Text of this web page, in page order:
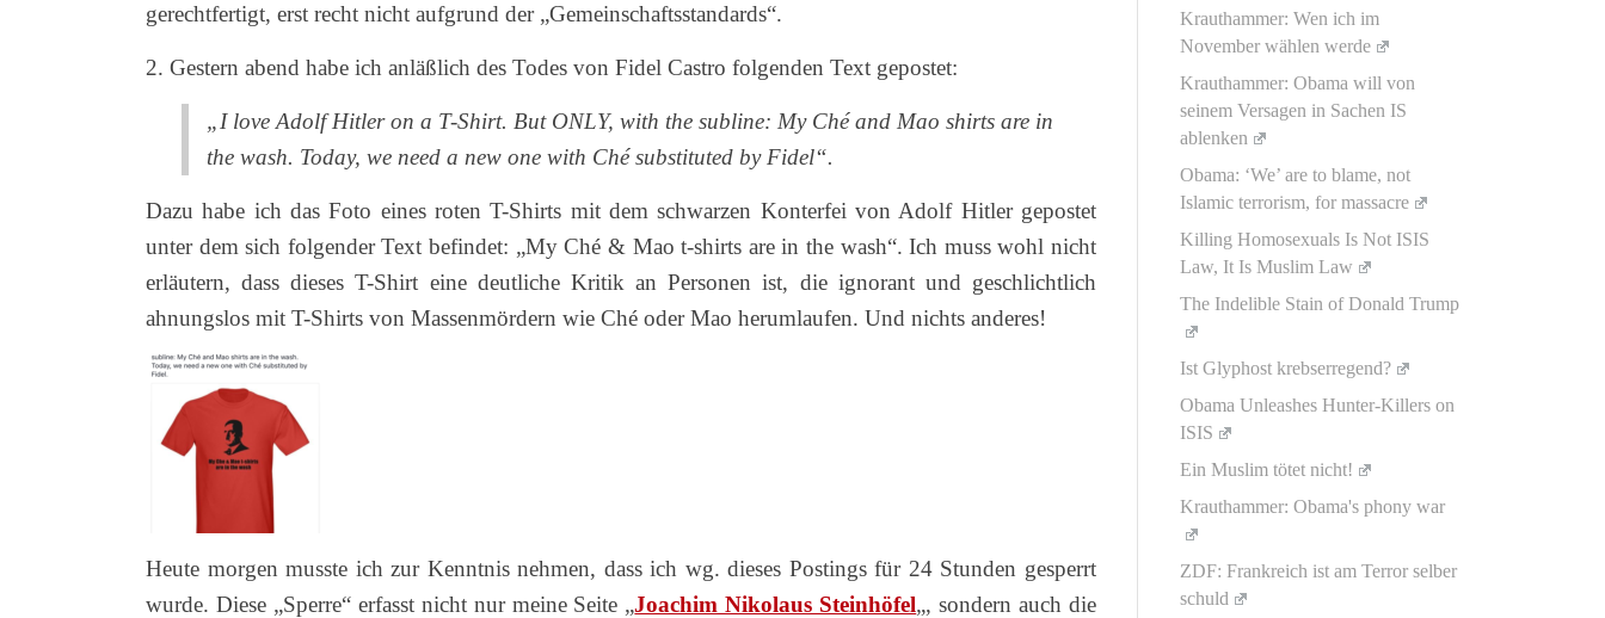
gerechtfertigt, erst recht nicht aufgrund der „Gemeinschaftsstandards“.
2. Gestern abend habe ich anläßlich des Todes von Fidel Castro folgenden Text gepostet:
„I love Adolf Hitler on a T-Shirt. But ONLY, with the subline: My Ché and Mao shirts are in
the wash. Today, we need a new one with Ché substituted by Fidel“.
Dazu habe ich das Foto eines roten T-Shirts mit dem schwarzen Konterfei von Adolf Hitler gepostet
unter dem sich folgender Text befindet: „My Ché & Mao t-shirts are in the wash“. Ich muss wohl nicht
erläutern, dass dieses T-Shirt eine deutliche Kritik an Personen ist, die ignorant und geschlichtlich
ahnungslos mit T-Shirts von Massenmördern wie Ché oder Mao herumlaufen. Und nichts anderes!
Heute morgen musste ich zur Kenntnis nehmen, dass ich wg. dieses Postings für 24 Stunden gesperrt
wurde. Diese „Sperre“ erfasst nicht nur meine Seite „Joachim Nikolaus Steinhöfel„, sondern auch die
Krauthammer: Wen ich im
November wählen werde
Krauthammer: Obama will von
seinem Versagen in Sachen IS
ablenken
Obama: ‘We’ are to blame, not
Islamic terrorism, for massacre
Killing Homosexuals Is Not ISIS
Law, It Is Muslim Law
The Indelible Stain of Donald Trump
Ist Glyphost krebserregend?
Obama Unleashes Hunter-Killers on
ISIS
Ein Muslim tötet nicht!
Krauthammer: Obama's phony war
ZDF: Frankreich ist am Terror selber
schuld